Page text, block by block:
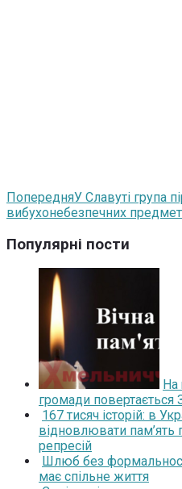
ПопередняУ Славуті група
вибухонебезпечних
Популярні пости
На
громади повертається
167 тисяч історій: в
відновлювати пам’ять
репресій
Шлюб без
має спільне життя